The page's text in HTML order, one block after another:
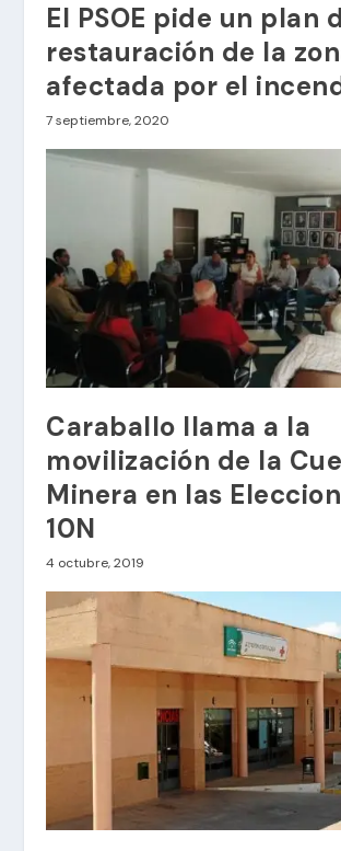
El PSOE pide un plan
restauración de la
afectada por el
7 septiembre, 2020
Caraballo llama a la
movilización de la
Minera en las
10N
4 octubre, 2019